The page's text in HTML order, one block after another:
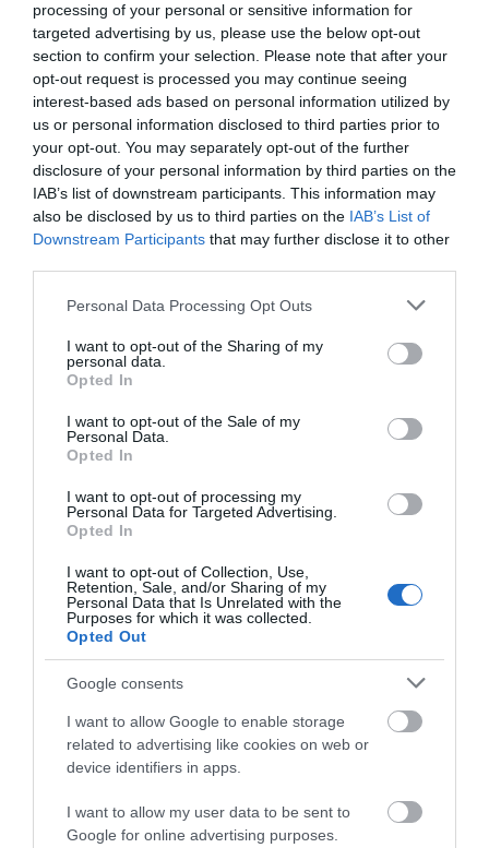
processing of your personal or sensitive information for
targeted advertising by us, please use the below opt-out
section to confirm your selection. Please note that after your
opt-out request is processed you may continue seeing
interest-based ads based on personal information utilized by
us or personal information disclosed to third parties prior to
your opt-out. You may separately opt-out of the further
disclosure of your personal information by third parties on the
IAB’s list of downstream participants. This information may
also be disclosed by us to third parties on the IAB’s List of
Downstream Participants that may further disclose it to other
Please note that this website/app uses one or more Google
not limited to your visit or usage behaviour. You may click to
grant or deny consent to Google and its third-party tags to
use your data for below specified purposes in below Google
consent section.
Personal Data Processing Opt Outs
I want to opt-out of the Sharing of my
personal data.
Opted In
I want to opt-out of the Sale of my
Personal Data.
Opted In
I want to opt-out of processing my
Personal Data for Targeted Advertising.
Opted In
I want to opt-out of Collection, Use,
Retention, Sale, and/or Sharing of my
Personal Data that Is Unrelated with the
Purposes for which it was collected.
Opted Out
Google consents
I want to allow Google to enable storage
related to advertising like cookies on web or
device identifiers in apps.
I want to allow my user data to be sent to
Google for online advertising purposes.
Αύγουστος στην Εύβοια: Τι θα
γίνει αύριο στα σοκάκια αυτού
χωριού
10.08.2026 | 11:20
Η Λίμνη Ευβοίας γίνεται σημείο
συνάντησης των γεύσεων της
Στερεάς Ελλάδας
Χαλκίδα: Γιατί φωτίστηκε στα
μωβ- ροζ το δημαρχείο στην
Έκτακτη διακοπή νερού στους
Ωρεούς Ευβοίας
10.08.2026 | 10:20
Ελεγκτές της ΑΑΔΕ κατέσχεσαν
σχεδόν 1300 φιάλλες παράνομου
ψυκτικού υγρού φρέον (εικόνες)
Μεγάλο βήμα για την υγεία στη
Βόρεια Εύβοια
10.08.2026 | 09:40
Εορτολόγιο: Ποιοι γιορτάζουν
σήμερα, Δευτέρα 10 Αυγούστου
10.08.2026 | 09:20
Προσοχή στις
μεταφορές με IRIS:
Δείτε τι ανακοινώθηκε
σήμερα
e-ΕΦΚΑ και ΔΥΠΑ:
Ποιοι θα πάρουν λεφτά
τις επόμενες ημέρες
Ελεγκτές της ΑΑΔΕ
κατέσχεσαν σχεδόν
1300 φιάλλες
υγρού φρέον (εικόνες)
15 Αυγούστου: Πώς
εργαζόμενους
Market Pass: Νέος
κύκλος από το
φθινόπωρο του 2026 –
Πότε αναμένονται οι
πληρωμές
2026-2027: Ποιοι
κάνουν αίτηση σήμερα
επιδότηση